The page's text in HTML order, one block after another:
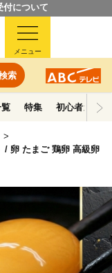
付について
索
メニュー
覧 特集 初心者ガイド
/ 卵 たまご 鶏卵 高級卵